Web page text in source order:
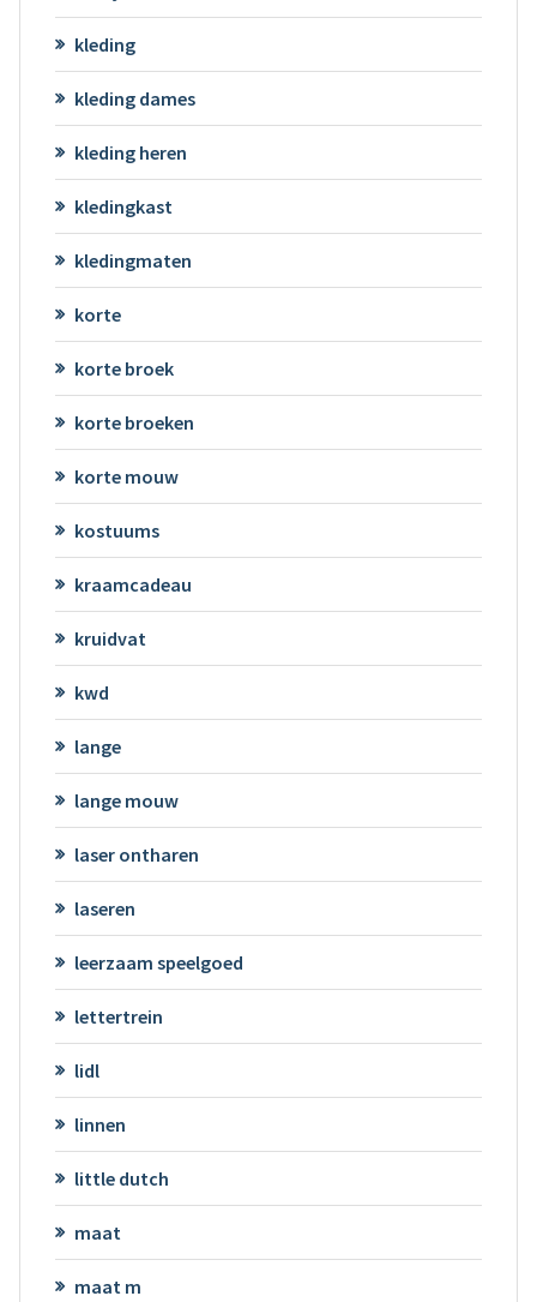
kleding
kleding dames
kleding heren
kledingkast
kledingmaten
korte
korte broek
korte broeken
korte mouw
kostuums
kraamcadeau
kruidvat
kwd
lange
lange mouw
laser ontharen
laseren
leerzaam speelgoed
lettertrein
lidl
linnen
little dutch
maat
maat m